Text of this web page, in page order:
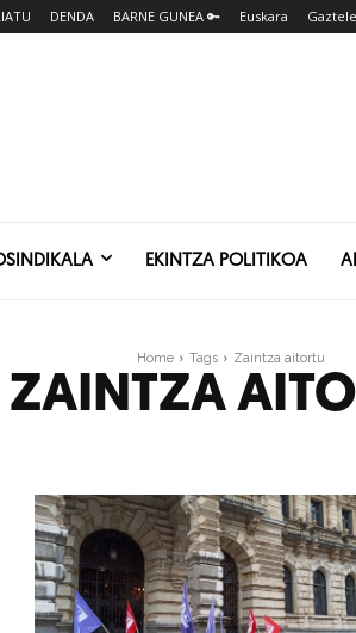
DENDA BARNE GUNEA 🔑 Euskara
EKINTZA POLITIKOA
Home Tags Zaintza aitortu
ZAINTZA